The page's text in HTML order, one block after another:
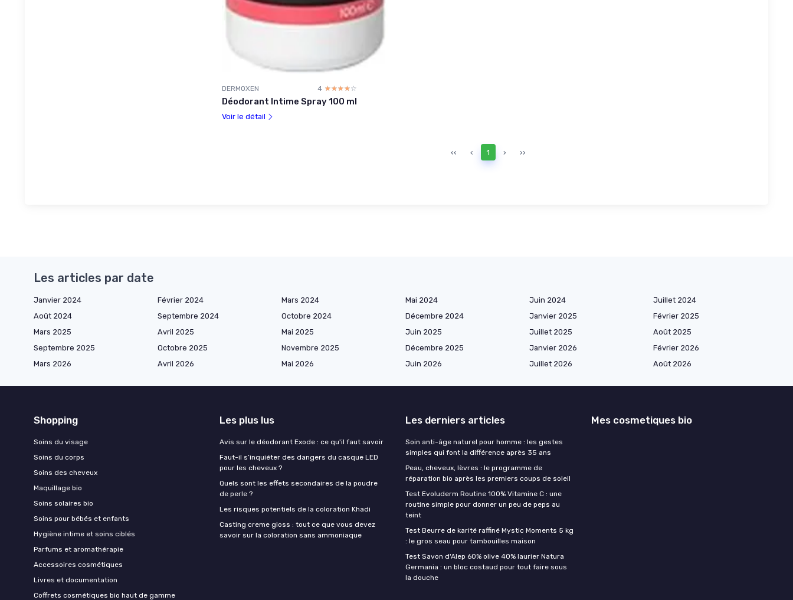
DERMOXEN 4 ☆☆☆☆☆
★★★★★
Déodorant Intime Spray 100 ml
Voir le détail
‹‹ ‹ 1 › ››
Les articles par date
Janvier 2024 Février 2024 Mars 2024 Mai 2024 Juin 2024
Juillet 2024
Août 2024
Septembre 2024 Octobre 2024 Décembre 2024 Janvier 2025
Février 2025
Mars 2025
Avril 2025 Mai 2025 Juin 2025 Juillet 2025
Août 2025
Septembre 2025
Octobre 2025 Novembre 2025 Décembre 2025 Janvier 2026
Février 2026
Mars 2026
Avril 2026 Mai 2026 Juin 2026 Juillet 2026 Août 2026
Shopping
Soins du visage
Soins du corps
Soins des cheveux
Maquillage bio
Soins solaires bio
Soins pour bébés et enfants
Hygiène intime et soins ciblés
Parfums et aromathérapie
Accessoires cosmétiques
Livres et documentation
Coffrets cosmétiques bio haut de gamme
Les plus lus
Avis sur le déodorant Exode : ce qu'il faut savoir
Faut-il s’inquiéter des dangers du casque LED
pour les cheveux ?
Quels sont les effets secondaires de la poudre
de perle ?
Les risques potentiels de la coloration Khadi
Casting creme gloss : tout ce que vous devez
savoir sur la coloration sans ammoniaque
Les derniers articles
Soin anti-âge naturel pour homme : les gestes
simples qui font la différence après 35 ans
Peau, cheveux, lèvres : le programme de
réparation bio après les premiers coups de soleil
Test Evoluderm Routine 100% Vitamine C : une
routine simple pour donner un peu de peps au
teint
Test Beurre de karité raffiné Mystic Moments 5 kg
: le gros seau pour tambouilles maison
Test Savon d'Alep 60% olive 40% laurier Natura
Germania : un bloc costaud pour tout faire sous
la douche
Mes cosmetiques bio